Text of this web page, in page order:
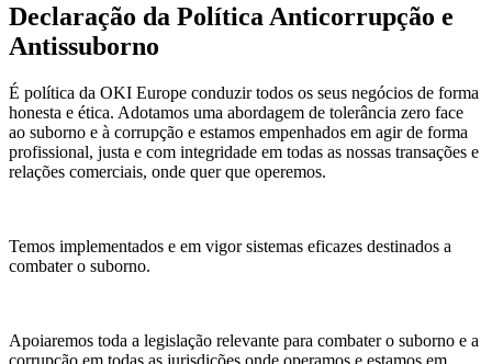
Declaração da Política Anticorrupção e
Antissuborno
É política da OKI Europe conduzir todos os seus negócios de forma
honesta e ética. Adotamos uma abordagem de tolerância zero face
ao suborno e à corrupção e estamos empenhados em agir de forma
profissional, justa e com integridade em todas as nossas transações e
relações comerciais, onde quer que operemos.
Temos implementados e em vigor sistemas eficazes destinados a
combater o suborno.
Apoiaremos toda a legislação relevante para combater o suborno e a
corrupção em todas as jurisdições onde operamos e estamos em